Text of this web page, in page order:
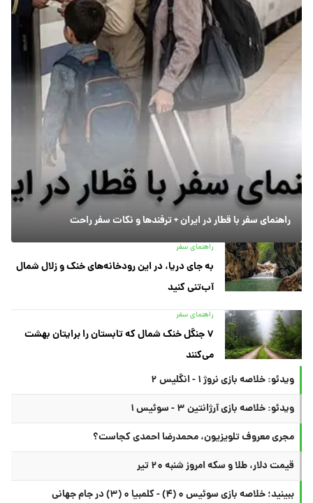
راهنمای سفر با قطار در ایران + ترفندها و نکات سفر راحت
راهنمای سفر
به جای دریا، در این رودخانه‌های خنک و زلال شمال
آب‌تنی کنید
راهنمای سفر
۷ جنگل خنک شمال که تابستان را برایتان بهشت
می‌کنند
ویدئو: خلاصه بازی نروژ ۱ - انگلیس ۲
ویدئو: خلاصه بازی آرژانتین ۳ - سوئیس ۱
مجری معروف تلویزیون، محمدرضا احمدی کجاست؟
قیمت دلار، طلا و سکه امروز شنبه ۲۰ تیر
ببینید؛ خلاصه بازی سوئیس ۰ (۴) - کلمبیا ۰ (۳) در جام جهانی